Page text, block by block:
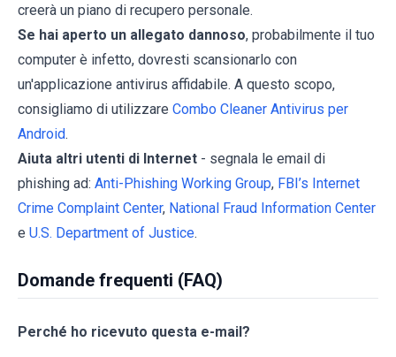
creerà un piano di recupero personale.
Se hai aperto un allegato dannoso, probabilmente il tuo
computer è infetto, dovresti scansionarlo con
un'applicazione antivirus affidabile. A questo scopo,
consigliamo di utilizzare Combo Cleaner Antivirus per
Android.
Aiuta altri utenti di Internet - segnala le email di
phishing ad: Anti-Phishing Working Group, FBI’s Internet
Crime Complaint Center, National Fraud Information Center
e U.S. Department of Justice.
Domande frequenti (FAQ)
Perché ho ricevuto questa e-mail?